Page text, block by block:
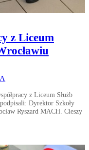
z Liceum
z Liceum Służb
Dyrektor Szkoły
Ryszard MACH. Cieszy